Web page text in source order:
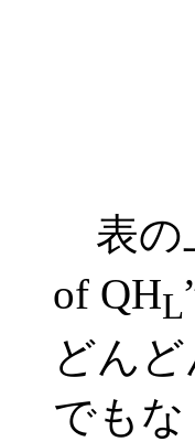
表の
of QHL
どん
でも